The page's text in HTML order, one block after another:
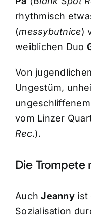
rhythmisch
(messybutnice)
weiblichen Duo
Von
Ungestüm,
vom Linzer
Rec.).
Die Trompete
AuchJeannyist
Sozialisation